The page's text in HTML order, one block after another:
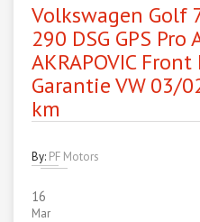
Volkswagen Golf
290 DSG GPS Pro
AKRAPOVIC
Garantie VW 03/
km
By: PF Motors
16
Mar